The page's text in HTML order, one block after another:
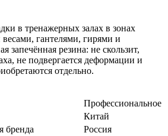
в тренажерных залах в зонах
гантелями, гирями и
запечённая резина: не скользит,
не подвергается деформации и
отдельно.
Профессиональное
Китай
бренда
Россия